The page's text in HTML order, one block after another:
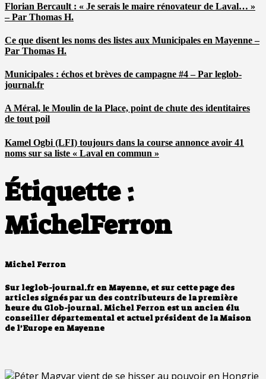
Florian Bercault : « Je serais le maire rénovateur de Laval… »
– Par Thomas H.
Ce que disent les noms des listes aux Municipales en Mayenne –
Par Thomas H.
Municipales : échos et brèves de campagne #4 – Par leglob-
journal.fr
A Méral, le Moulin de la Place, point de chute des identitaires
de tout poil
Kamel Ogbi (LFI) toujours dans la course annonce avoir 41
noms sur sa liste « Laval en commun »
Étiquette :
MichelFerron
Michel Ferron
Sur leglob-journal.fr en Mayenne, et sur cette page des
articles signés par un des contributeurs de la première
heure du Glob-journal. Michel Ferron est un ancien élu
conseiller départemental et actuel président de la Maison
de l’Europe en Mayenne